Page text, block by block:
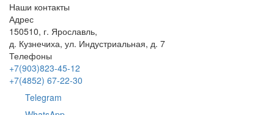
Наши контакты
Адрес
150510, г. Ярославль,
д. Кузнечиха, ул. Индустриальная, д. 7
Телефоны
+7(903)823-45-12
+7(4852) 67-22-30
Telegram